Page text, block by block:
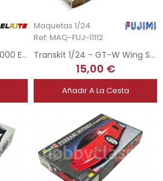
Transkit 1/24 - Fabia S2000 Evo
Maquetas 1/24
Ref: MAQ-FUJ-11112
Transkit 1/24 - GT-W Wing Set & Muffle Tune Set
15,00 €
Añadir A La Cesta